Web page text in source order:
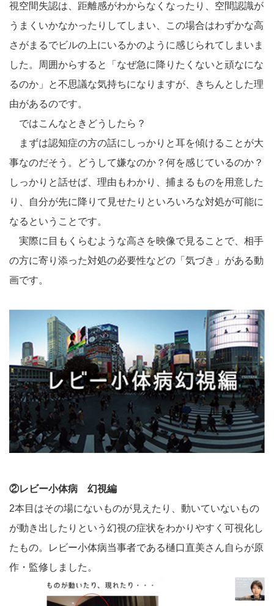
視空間失認は、距離感がわからなくなったり、空間認識が
うまくいかなかったりしてしまい、この場合はわずかな高
さがまるでビルの上にいるかのように感じられてしまいま
した。周囲からすると「なぜ急に降りたくないと頑なにな
るのか」と不思議な気持ちになりますが、きちんとした理
由があるのです。
ではこんなときどうしたら？
まずは認知症の方の話にしっかりと耳を傾けることが大
事なのだそう。どうして嫌なのか？何を感じているのか？
しっかりと話せば、理由もわかり、捕まるものを用意した
り、自分が先に降りて見せたりといろいろな対処が可能に
なるということです。
実際に目もくらむような高さを映像で見ることで、相手
の方に寄り添った対処の必要性などの「気づき」がある動
画です。
②レビー小体病 幻視編
2本目はその場にないものが見えたり、動いていないもの
が動き出したりという幻視の症状をわかりやすく可視化し
たもの。レビー小体病当事者である樋口直美さん自らが原
作・監修しました。